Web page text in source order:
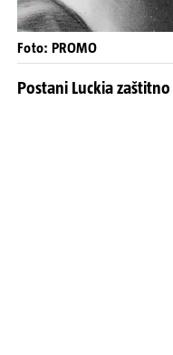
Foto: PROMO
Postani Luckia